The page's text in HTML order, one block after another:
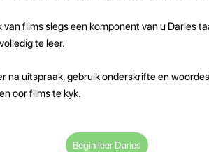
films slegs een komponent van u Daries
te leer.
na uitspraak, gebruik onderskrifte en
oor films te kyk.
Begin leer Daries